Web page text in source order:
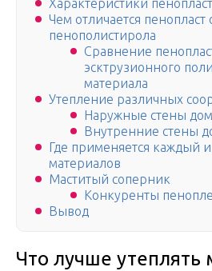
Характеристики
Чем отличается пенопласт
пенополистирола
Сравнение
эсктрузионного
материала
Утепление различных
Наружные стены
Внутренние стены
Где применяется каждый
материалов
Маститый соперник
Конкуренты
Вывод
Что лучше утеплять